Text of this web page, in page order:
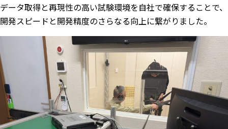
データ取得と再現性の高い試験環境を自社で確保することで、
開発スピードと開発精度のさらなる向上に繋がりました。